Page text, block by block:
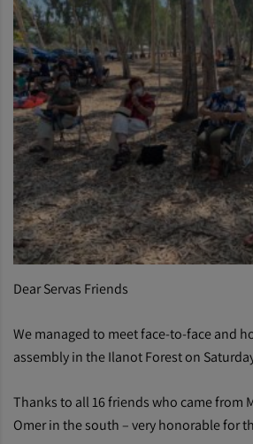
Dear Servas Friends
We managed to meet face-to-face and
assembly in the Ilanot Forest on
Thanks to all 16 friends who came from
Omer in the south – very honorable for